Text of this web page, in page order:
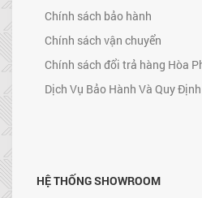
Chính sách bảo hành
Chính sách vận chuyển
Chính sách đổi trả hàng Hòa
Dịch Vụ Bảo Hành Và Quy Định
HỆ THỐNG SHOWROOM